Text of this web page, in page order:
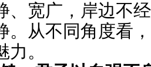
、宽广，岸边不
。从不同角度看
。